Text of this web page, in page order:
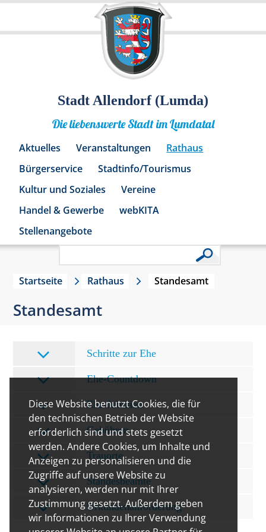
Diese Website benutzt Cookies, die für
den technischen Betrieb der Website
erforderlich sind und stets gesetzt
werden. Andere Cookies, um Inhalte und
Anzeigen zu personalisieren und die
Zugriffe auf unsere Website zu
analysieren, werden nur mit Ihrer
Zustimmung gesetzt. Außerdem geben
wir Informationen zu Ihrer Verwendung
Stadt Allendorf (Lumda)
Die liebenswerte Stadt im Lumdatal
Aktuelles Veranstaltungen
Rathaus
Bürgerservice
Stadtinfo/Tourismus
Kultur und Soziales
Vereine
Handel & Gewerbe
webKITA
Stellenangebote
Startseite Rathaus Standesamt
Standesamt
Schritte zur Ehe
Ehe-Countdown
Ehe-Jubiläen
Gebühren
Trauorte
Standesbeamte
Urkundenanforderung